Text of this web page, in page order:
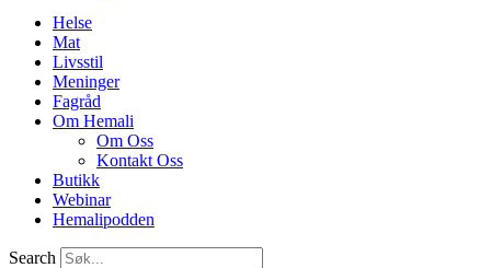
Helse
Mat
Livsstil
Meninger
Fagråd
Om Hemali
Om Oss
Kontakt Oss
Butikk
Webinar
Hemalipodden
Search